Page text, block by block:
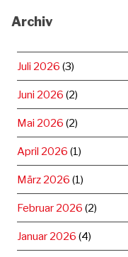
Archiv
Juli 2026 (3)
Juni 2026 (2)
Mai 2026 (2)
April 2026 (1)
März 2026 (1)
Februar 2026 (2)
Januar 2026 (4)